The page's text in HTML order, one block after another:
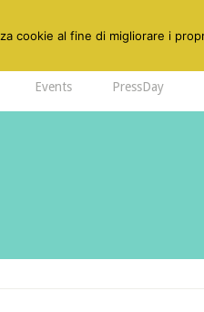
Events PressDay
cookie al fine di migliorare i